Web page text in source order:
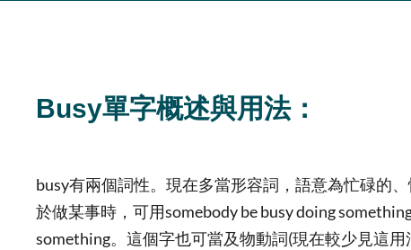
Busy單字概述與用法：
busy有兩個詞性。現在多當形容詞，語意為忙碌的
於做某事時，可用somebody be busy doing
something。這個字也可當及物動詞(現在較少見這